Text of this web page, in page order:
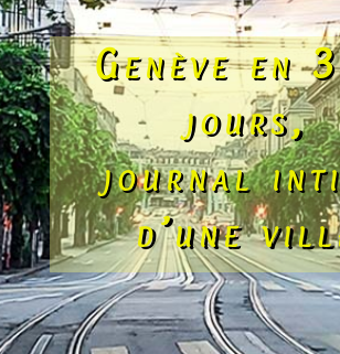
Genève en
jours,
journal
d’une